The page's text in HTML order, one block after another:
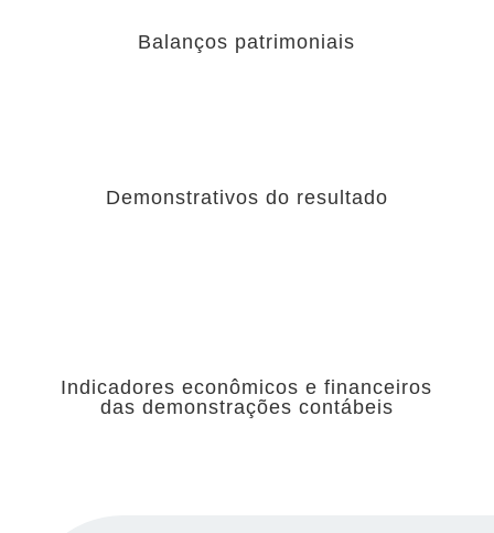
Balanços patrimoniais
Demonstrativos do resultado
Indicadores econômicos e financeiros
das demonstrações contábeis